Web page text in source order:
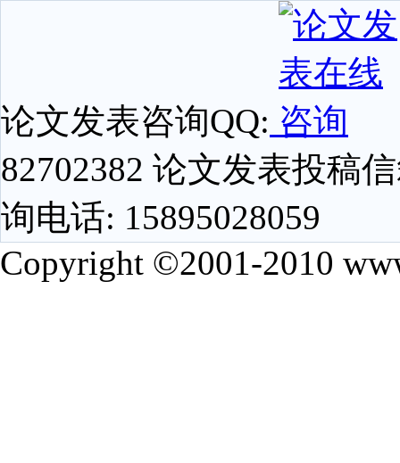
论文发表咨询QQ:
82702382 论文发表投稿
询电话: 15895028059
Copyright ©2001-2010